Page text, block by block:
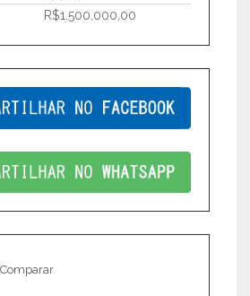
R$1.500.000,00